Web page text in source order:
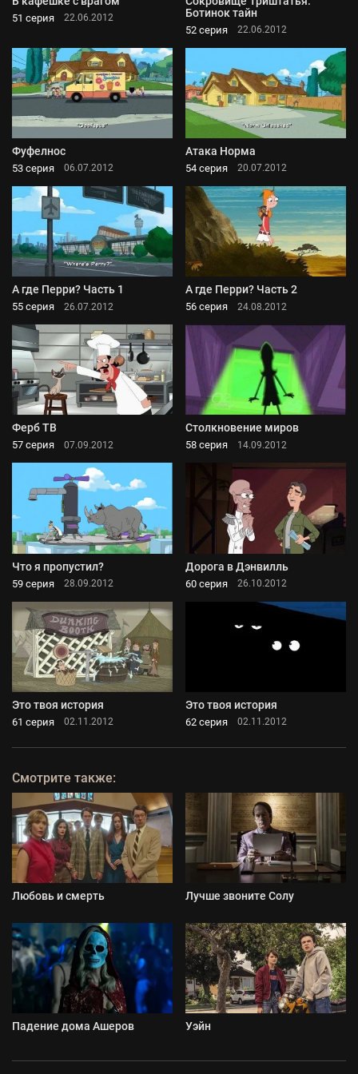
51 серия 22.06.2012
Ботинок тайн
52 серия 22.06.2012
Фуфелнос
53 серия 06.07.2012
Атака Норма
54 серия 20.07.2012
А где Перри? Часть 1
55 серия 26.07.2012
А где Перри? Часть 2
56 серия 24.08.2012
Ферб ТВ
57 серия 07.09.2012
Столкновение миров
58 серия 14.09.2012
Что я пропустил?
59 серия 28.09.2012
Дорога в Дэнвилль
60 серия 26.10.2012
Это твоя история
61 серия 02.11.2012
Это твоя история
62 серия 02.11.2012
Смотрите также:
Любовь и смерть Лучше звоните Солу
Падение дома Ашеров Уэйн